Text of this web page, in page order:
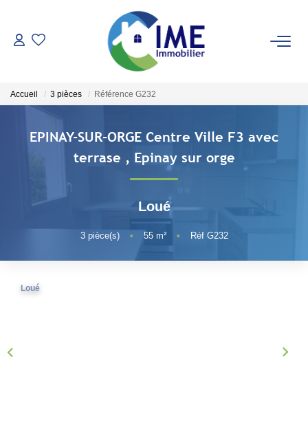
ACHETER
LOUER
Conciergerie
Espace Client
Accueil 3 pièces Référence G232
EPINAY-SUR-ORGE Centre Ville F3 avec
terrase , Epinay sur orge
Loué
3pièce(s) • 55m² • Réf G232
Loué